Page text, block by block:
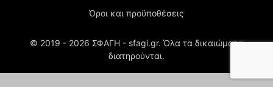
Όροι και προϋποθέσεις
© 2019 - 2026 ΣΦΑΓΗ - sfagi.gr. Όλα τα δικαιώματα
διατηρούνται.